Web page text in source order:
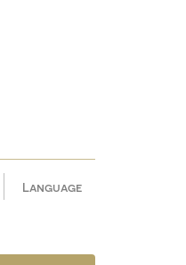
Language